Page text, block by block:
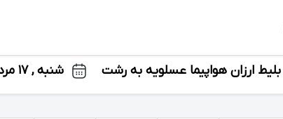
بلیط ارزان هواپیما عسلویه به رشت شنبه , ۱۷ مرداد ۱۴۰۵